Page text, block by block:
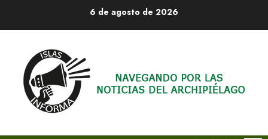
6 de agosto de 2026